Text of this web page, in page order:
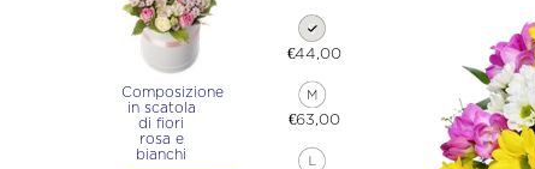
Germania
Altre localita
Cina
Romania
Russia
Composizione
in scatola
di fiori
rosa e
bianchi
€44,00
€63,00